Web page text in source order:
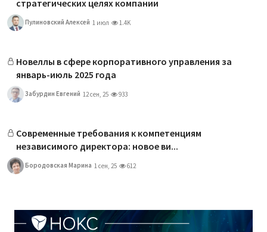
стратегических целях компании
Пулиновский Алексей 1 июл 1.4K
Новеллы в сфере корпоративного управления за
январь-июль 2025 года
Забурдин Евгений 12 сен, 25 933
Современные требования к компетенциям
независимого директора: новое ви...
Бородовская Марина 1 сен, 25 612